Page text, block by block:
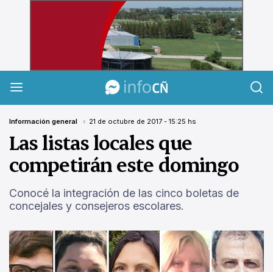
InfoCañuelas
Información general 21 de octubre de 2017 - 15:25 hs
Las listas locales que
competirán este domingo
Conocé la integración de las cinco boletas de
concejales y consejeros escolares.